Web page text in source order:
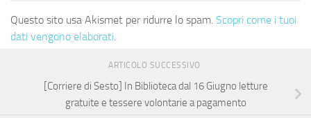
Questo sito usa Akismet per ridurre lo spam. Scopri come i tuoi
dati vengono elaborati.
ARTICOLO SUCCESSIVO
[Corriere di Sesto] In Biblioteca dal 16 Giugno letture
gratuite e tessere volontarie a pagamento